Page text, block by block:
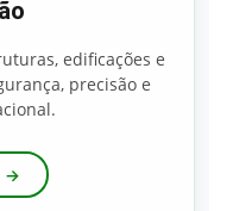
edificações e
precisão e
→